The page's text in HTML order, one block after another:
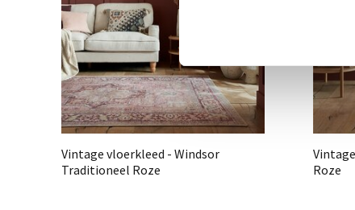
Vintage vloerkleed - Windsor
Traditioneel Roze
Roze